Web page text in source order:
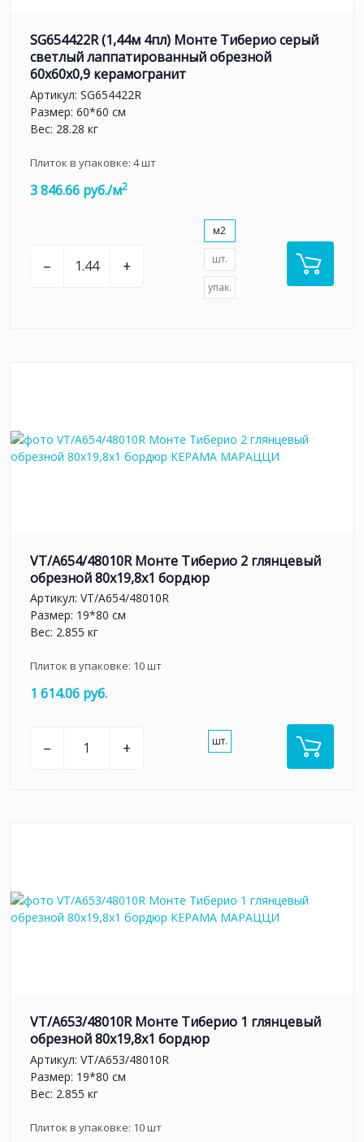
SG654422R (1,44м 4пл) Монте Тиберио серый
светлый лаппатированный обрезной
60x60x0,9 керамогранит
Артикул: SG654422R
Размер: 60*60 см
Вес: 28.28 кг
Плиток в упаковке: 4шт
3 846.66 руб./м2
– +
м2
шт.
упак.
VT/A654/48010R Монте Тиберио 2 глянцевый
обрезной 80x19,8x1 бордюр
Артикул: VT/A654/48010R
Размер: 19*80 см
Вес: 2.855 кг
Плиток в упаковке: 10шт
1 614.06 руб.
– + шт.
VT/A653/48010R Монте Тиберио 1 глянцевый
обрезной 80x19,8x1 бордюр
Артикул: VT/A653/48010R
Размер: 19*80 см
Вес: 2.855 кг
Плиток в упаковке: 10шт